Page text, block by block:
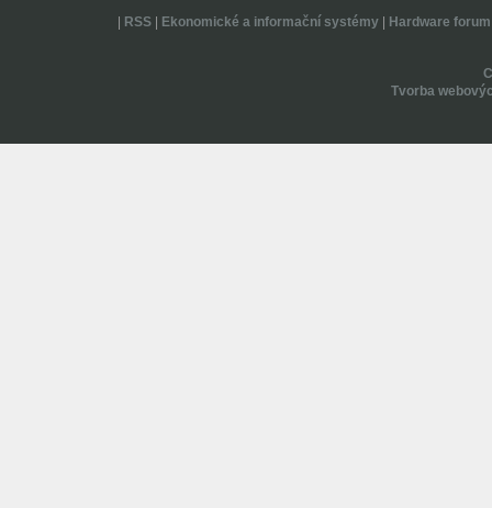
RSS| Ekonomické a informační systémy| Hardware forum
Tvorba